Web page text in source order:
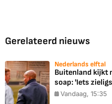
Gerelateerd nieuws
Nederlands elftal
Buitenland kijkt
soap: 'Iets
Vandaag, 15:35